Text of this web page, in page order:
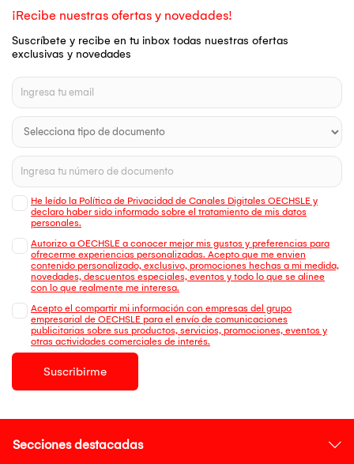
¡Recibe nuestras ofertas y novedades!
Suscríbete y recibe en tu inbox todas nuestras ofertas
exclusivas y novedades
He leído la Política de Privacidad de Canales Digitales OECHSLE y
declaro haber sido informado sobre el tratamiento de mis datos
personales.
Autorizo a OECHSLE a conocer mejor mis gustos y preferencias para
ofrecerme experiencias personalizadas. Acepto que me envien
contenido personalizado, exclusivo, promociones hechas a mi medida,
novedades, descuentos especiales, eventos y todo lo que se alinee
con lo que realmente me interesa.
Acepto el compartir mi información con empresas del grupo
empresarial de OECHSLE para el envío de comunicaciones
publicitarias sobre sus productos, servicios, promociones, eventos y
otras actividades comerciales de interés.
Suscribirme
Secciones destacadas